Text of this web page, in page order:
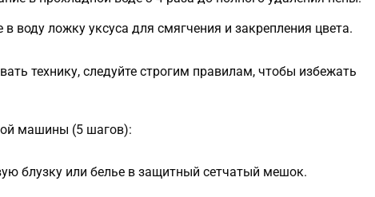
в воду ложку уксуса для смягчения и закрепления цвета.
технику, следуйте строгим правилам, чтобы избежать
машины (5 шагов):
блузку или белье в защитный сетчатый мешок.